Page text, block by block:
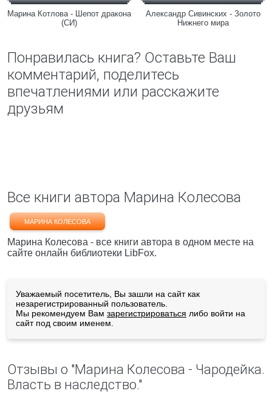
Марина Котлова - Шепот дракона
(СИ)
Александр Сивинских - Золото
Нижнего мира
Понравилась книга? Оставьте Ваш
комментарий, поделитесь
впечатлениями или расскажите
друзьям
Все книги автора Марина Колесова
МАРИНА КОЛЕСОВА
Марина Колесова - все книги автора в одном месте на
сайте онлайн библиотеки LibFox.
Уважаемый посетитель, Вы зашли на сайт как
незарегистрированный пользователь.
Мы рекомендуем Вам зарегистрироваться либо войти на
сайт под своим именем.
Отзывы о "Марина Колесова - Чародейка.
Власть в наследство."